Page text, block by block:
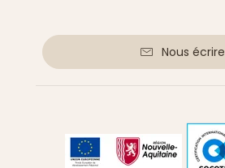
Nous écrire